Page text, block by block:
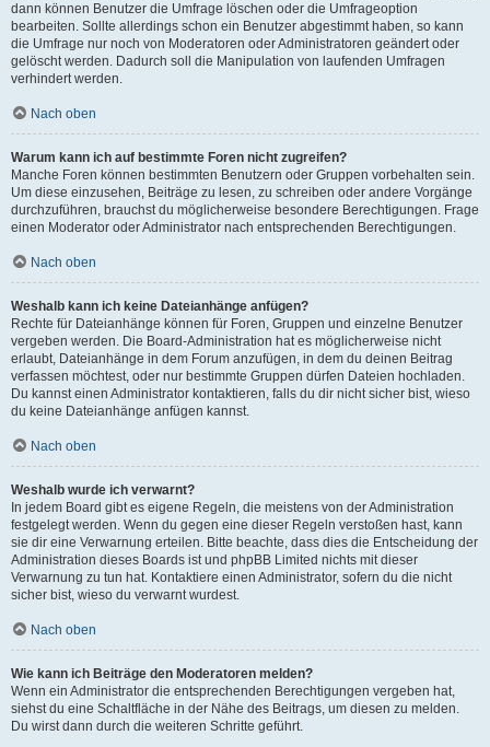
dann können Benutzer die Umfrage löschen oder die Umfrageoption
bearbeiten. Sollte allerdings schon ein Benutzer abgestimmt haben, so kann
die Umfrage nur noch von Moderatoren oder Administratoren geändert oder
gelöscht werden. Dadurch soll die Manipulation von laufenden Umfragen
verhindert werden.
Nach oben
Warum kann ich auf bestimmte Foren nicht zugreifen?
Manche Foren können bestimmten Benutzern oder Gruppen vorbehalten sein.
Um diese einzusehen, Beiträge zu lesen, zu schreiben oder andere Vorgänge
durchzuführen, brauchst du möglicherweise besondere Berechtigungen. Frage
einen Moderator oder Administrator nach entsprechenden Berechtigungen.
Nach oben
Weshalb kann ich keine Dateianhänge anfügen?
Rechte für Dateianhänge können für Foren, Gruppen und einzelne Benutzer
vergeben werden. Die Board-Administration hat es möglicherweise nicht
erlaubt, Dateianhänge in dem Forum anzufügen, in dem du deinen Beitrag
verfassen möchtest, oder nur bestimmte Gruppen dürfen Dateien hochladen.
Du kannst einen Administrator kontaktieren, falls du dir nicht sicher bist, wieso
du keine Dateianhänge anfügen kannst.
Nach oben
Weshalb wurde ich verwarnt?
In jedem Board gibt es eigene Regeln, die meistens von der Administration
festgelegt werden. Wenn du gegen eine dieser Regeln verstoßen hast, kann
sie dir eine Verwarnung erteilen. Bitte beachte, dass dies die Entscheidung der
Administration dieses Boards ist und phpBB Limited nichts mit dieser
Verwarnung zu tun hat. Kontaktiere einen Administrator, sofern du die nicht
sicher bist, wieso du verwarnt wurdest.
Nach oben
Wie kann ich Beiträge den Moderatoren melden?
Wenn ein Administrator die entsprechenden Berechtigungen vergeben hat,
siehst du eine Schaltfläche in der Nähe des Beitrags, um diesen zu melden.
Du wirst dann durch die weiteren Schritte geführt.